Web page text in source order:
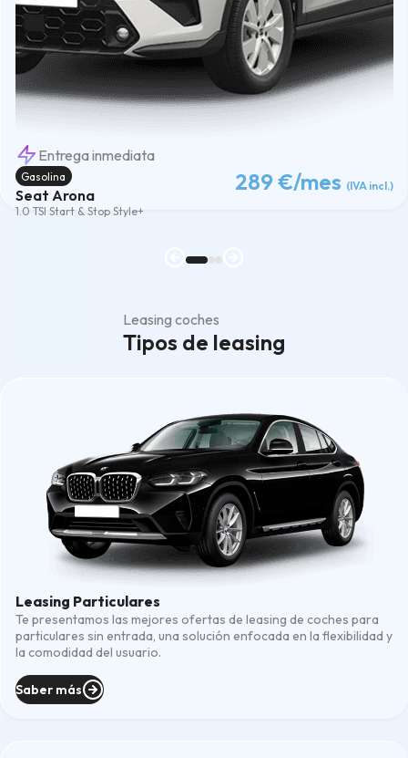
Entrega inmediata
Seat Arona
1.0 TSI Start & Stop Style+
289 €/mes (IVA incl.)
Gasolina
Leasing coches
Tipos de leasing
Leasing Particulares
Te presentamos las mejores ofertas de leasing de coches para
particulares sin entrada, una solución enfocada en la flexibilidad y
la comodidad del usuario.
Saber más